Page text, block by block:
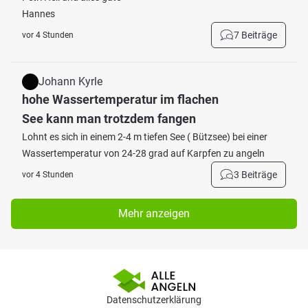
Hannes
vor 4 Stunden 7 Beiträge
Johann Kyrle
hohe Wassertemperatur im flachen
See kann man trotzdem fangen
Lohnt es sich in einem 2-4 m tiefen See ( Bützsee) bei einer
Wassertemperatur von 24-28 grad auf Karpfen zu angeln
vor 4 Stunden 3 Beiträge
Mehr anzeigen
Datenschutzerklärung